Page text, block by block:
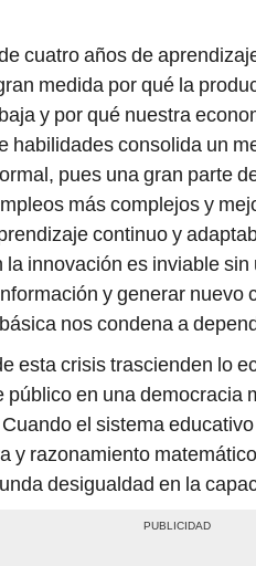
cuatro años de
medida por qué la
y por qué nuestra
habilidades consolida un
pues una gran parte
más complejos y
continuo y
innovación es inviable
y generar nuevo
nos condena a
esta crisis trascienden lo
público en una democracia
el sistema
y razonamiento
desigualdad en la